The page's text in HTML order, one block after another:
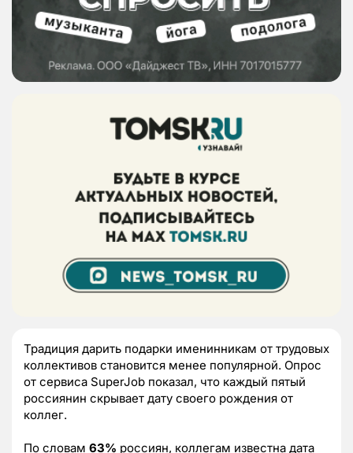
Традиция дарить подарки именинникам от трудовых
коллективов становится менее популярной. Опрос
от сервиса SuperJob показал, что каждый пятый
россиянин скрывает дату своего рождения от
коллег.
По словам 63% россиян, коллегам известна дата